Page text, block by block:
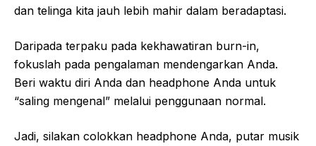
dan telinga kita jauh lebih mahir dalam beradaptasi.
Daripada terpaku pada kekhawatiran burn-in,
fokuslah pada pengalaman mendengarkan Anda.
Beri waktu diri Anda dan headphone Anda untuk
“saling mengenal” melalui penggunaan normal.
Jadi, silakan colokkan headphone Anda, putar musik